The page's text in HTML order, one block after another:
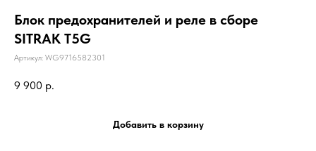
Блок предохранителей и реле в сборе
SITRAK T5G
Артикул: WG9716582301
9 900 р.
Добавить в корзину